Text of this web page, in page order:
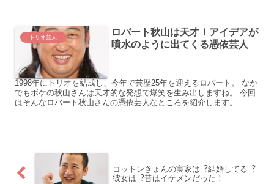
トリオ芸人
ロバート秋山は天才！アイデアが
噴水のように出てくる憑依芸人
1998年にトリオを結成し、今年で芸歴25年を迎えるロバート。 なか
でもボケの秋山さんは天才的な発想で爆笑を生み出しますね。 今回
はそんなロバート秋山さんの憑依芸人なところを紹介します。
コットンきょんの実家は︖結婚してる︖
彼⼥は︖昔はイケメンだった！